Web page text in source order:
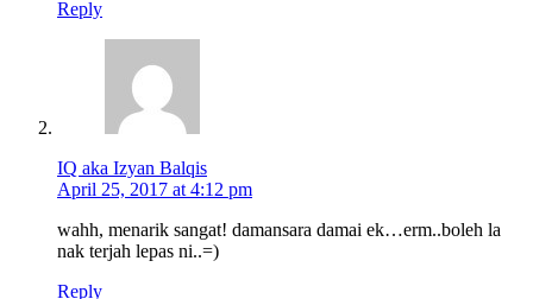
Reply
IQ aka Izyan Balqis
April 25, 2017 at 4:12 pm
wahh, menarik sangat! damansara damai ek…erm..boleh la
nak terjah lepas ni..=)
Reply